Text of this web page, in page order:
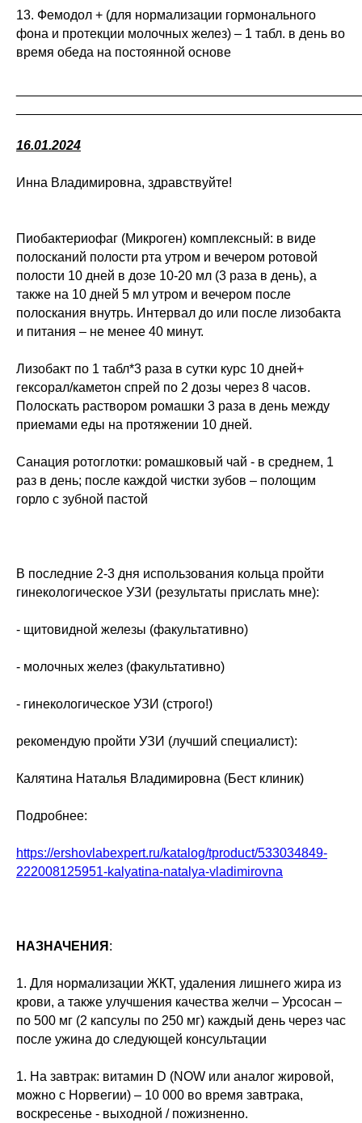
13. Фемодол + (для нормализации гормонального
фона и протекции молочных желез) – 1 табл. в день во
время обеда на постоянной основе
16.01.2024
Инна Владимировна, здравствуйте!
Пиобактериофаг (Микроген) комплексный: в виде
полосканий полости рта утром и вечером ротовой
полости 10 дней в дозе 10-20 мл (3 раза в день), а
также на 10 дней 5 мл утром и вечером после
полоскания внутрь. Интервал до или после лизобакта
и питания – не менее 40 минут.
Лизобакт по 1 табл*3 раза в сутки курс 10 дней+
гексорал/каметон спрей по 2 дозы через 8 часов.
Полоскать раствором ромашки 3 раза в день между
приемами еды на протяжении 10 дней.
Санация ротоглотки: ромашковый чай - в среднем, 1
раз в день; после каждой чистки зубов – полощим
горло с зубной пастой
В последние 2-3 дня использования кольца пройти
гинекологическое УЗИ (результаты прислать мне):
- щитовидной железы (факультативно)
- молочных желез (факультативно)
- гинекологическое УЗИ (строго!)
рекомендую пройти УЗИ (лучший специалист):
Калятина Наталья Владимировна (Бест клиник)
Подробнее:
https://ershovlabexpert.ru/katalog/tproduct/533034849-
222008125951-kalyatina-natalya-vladimirovna
НАЗНАЧЕНИЯ :
1. Для нормализации ЖКТ, удаления лишнего жира из
крови, а также улучшения качества желчи – Урсосан –
по 500 мг (2 капсулы по 250 мг) каждый день через час
после ужина до следующей консультации
1. На завтрак: витамин D (NOW или аналог жировой,
можно с Норвегии) – 10 000 во время завтрака,
воскресенье - выходной / пожизненно.